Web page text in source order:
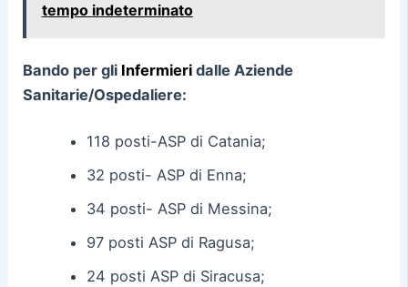
tempo indeterminato
Bando per gli Infermieridalle Aziende
Sanitarie/Ospedaliere:
118 posti-ASP di Catania;
32 posti- ASP di Enna;
34 posti- ASP di Messina;
97 posti ASP di Ragusa;
24 posti ASP di Siracusa;